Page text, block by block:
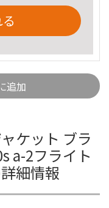
追加
ケット ブラ
a-2フライト
細情報